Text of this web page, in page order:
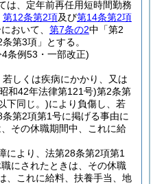
は、定年前再任用短時間勤務
第12条第2項及び第14条第2項
おいて、 第7条の2中「第2
第3項」とする。
条例53・一部改正)
しくは疾病にかかり、又は
和42年法律第121号)第2条第
下同じ。)により負傷し、若
第2項第1号に掲げる事由に
その休職期間中、これに給
により、法第28条第2項第1
にされたときは、その休職
、これに給料、扶養手当、地